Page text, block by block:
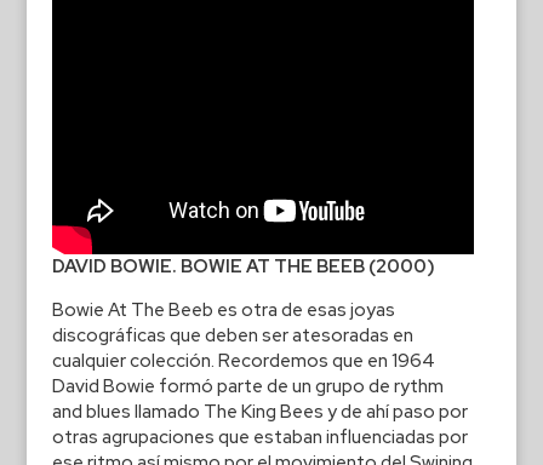
DAVID BOWIE. BOWIE AT THE BEEB (2000)
Bowie At The Beeb es otra de esas joyas
discográficas que deben ser atesoradas en
cualquier colección. Recordemos que en 1964
David Bowie formó parte de un grupo de rythm
and blues llamado The King Bees y de ahí paso por
otras agrupaciones que estaban influenciadas por